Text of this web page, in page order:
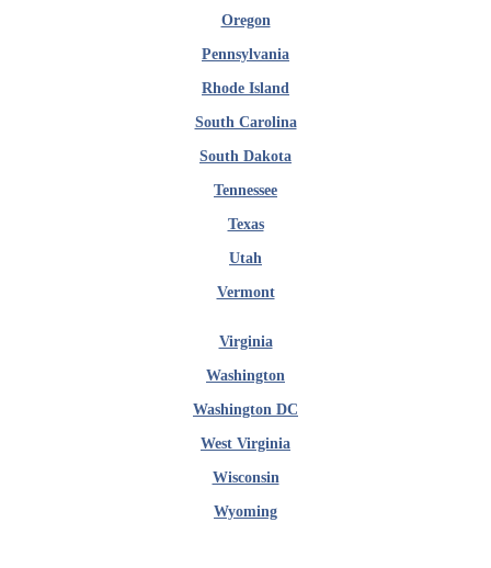
Oregon
Pennsylvania
Rhode Island
South Carolina
South Dakota
Tennessee
Texas
Utah
Vermont
Virginia
Washington
Washington DC
West Virginia
Wisconsin
Wyoming